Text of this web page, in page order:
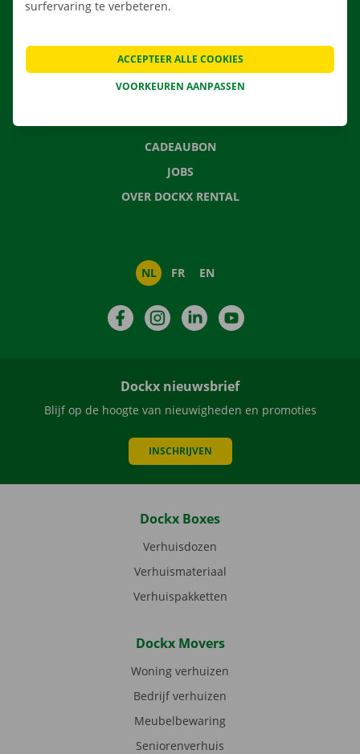
CONTACTEER ONS
CADEAUBON
JOBS
OVER DOCKX RENTAL
NL FR EN
FacebookInstagramLinkedIn
Dockx nieuwsbrief
Blijf op de hoogte van nieuwigheden en promoties
INSCHRIJVEN
Dockx Boxes
Verhuisdozen
Verhuismateriaal
Verhuispakketten
Dockx Movers
Woning verhuizen
Bedrijf verhuizen
Meubelbewaring
Seniorenverhuis
surfervaring te verbeteren.
VOORKEUREN AANPASSEN
ACCEPTEER ALLE COOKIES